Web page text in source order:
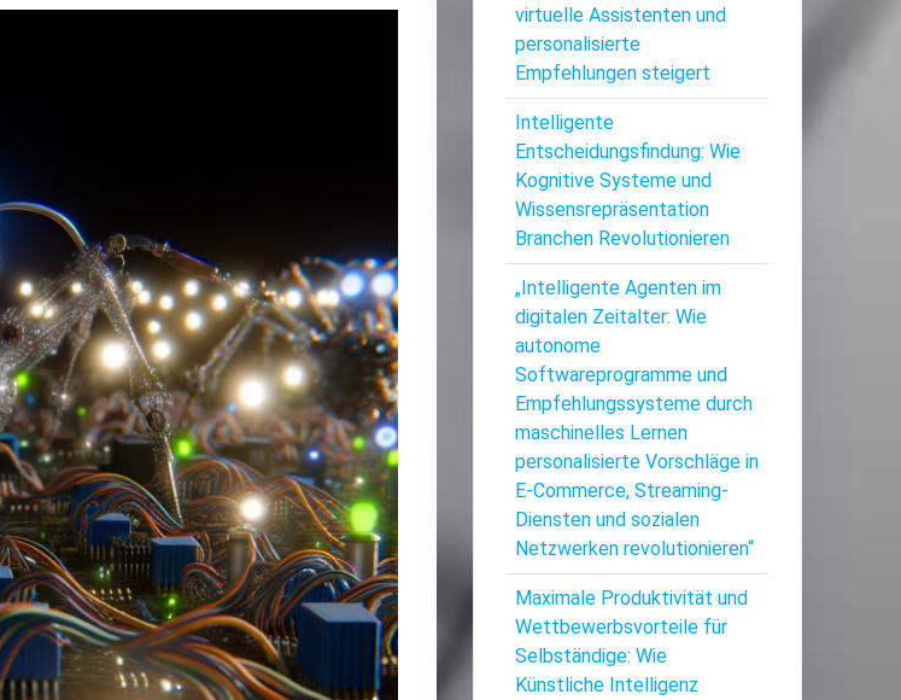
virtuelle Assistenten und
personalisierte
Empfehlungen steigert
Intelligente
Entscheidungsfindung: Wie
Kognitive Systeme und
Wissensrepräsentation
Branchen Revolutionieren
„Intelligente Agenten im
digitalen Zeitalter: Wie
autonome
Softwareprogramme und
Empfehlungssysteme durch
maschinelles Lernen
personalisierte Vorschläge in
E-Commerce, Streaming-
Diensten und sozialen
Netzwerken revolutionieren“
Maximale Produktivität und
Wettbewerbsvorteile für
Selbständige: Wie
Künstliche Intelligenz